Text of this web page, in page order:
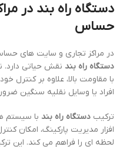
دستگاه راه بند در
حساس
در مراکز تجاری و سایت های
دستگاه راه بند نقش حیاتی دارد.
با مقاومت بالا، علاوه بر کنترل
افراد یا وسایل نقلیه سنگین
ترکیب دستگاه راه بند با سیستم
افزار مدیریت پارکینگ، امکان
لحظه ای را فراهم می کند. این